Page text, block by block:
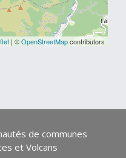
| ©OpenStreetMapcontributors
de communes
et Volcans